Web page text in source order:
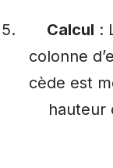
Calcul :
colonne
cède est
hauteur